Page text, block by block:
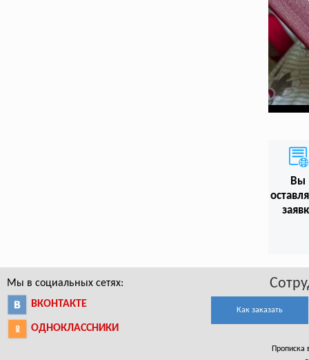
Вы
Мы в социальных сетях:
ВКОНТАКТЕ
ОДНОКЛАССНИКИ
Как заказать
Прописка